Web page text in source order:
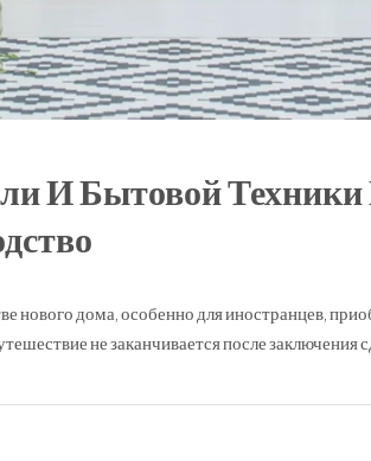
И Бытовой
нового дома, особенно для иностранцев,
не заканчивается после заключения